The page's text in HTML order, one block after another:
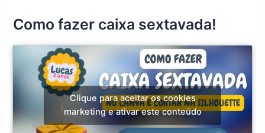
Como fazer caixa sextavada!
Clique para aceitar os cookies
marketing e ativar este conteúdo